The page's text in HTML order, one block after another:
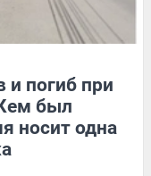
и погиб при
был
носит одна